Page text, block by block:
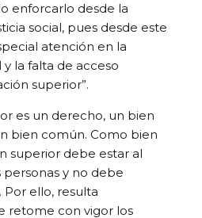
enforcarlo desde la
social, pues desde este
atención en la
la falta de acceso
superior”.
es un derecho, un bien
bien común. Como bien
superior debe estar al
personas y no debe
ello, resulta
retome con vigor los